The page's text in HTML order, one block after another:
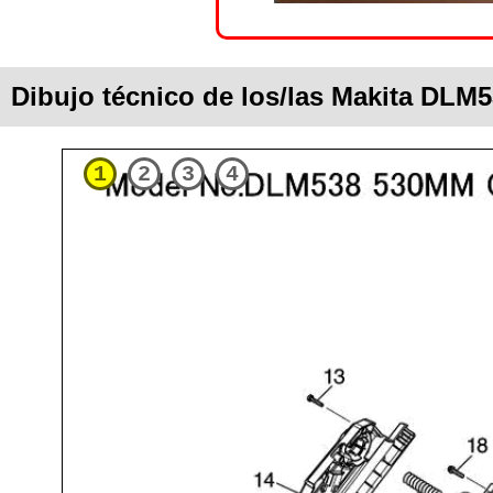
Dibujo técnico de los/las Makita
1 2 3 4